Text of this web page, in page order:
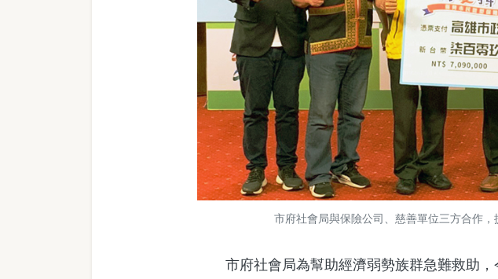
市府社會局與保險公司、慈善單位三方合作
市府社會局為幫助經濟弱勢族群急難救助，